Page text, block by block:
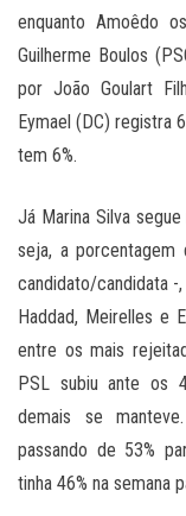
enquanto Amoêdo
Guilherme Boulos
por João Goulart
Eymael (DC) registra
tem 6%.
Já Marina Silva
seja, a porcentagem
candidato/candidata -
Haddad, Meirelles e
entre os mais
PSL subiu ante os
demais se
passando de 53%
tinha 46% na semana